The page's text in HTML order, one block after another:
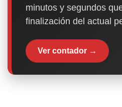
minutos y segundos
finalización del actual
Ver contador →